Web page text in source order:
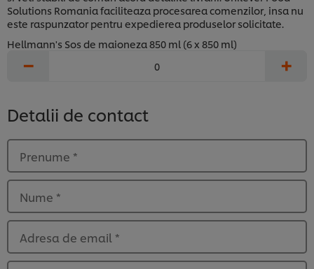
Solutions Romania faciliteaza procesarea comenzilor, insa nu
este raspunzator pentru expedierea produselor solicitate.
Hellmann's Sos de maioneza 850 ml (6 x 850 ml)
− +
Detalii de contact
Prenume *
Nume *
Adresa de email *